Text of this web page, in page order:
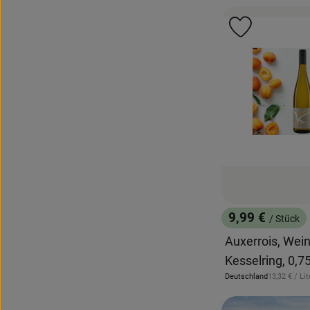
, Preis:
9,99 € / Stück
Auxerrois,
Kesselring,
, Herkunft:
Deutschland,13,32 € /
Produkt